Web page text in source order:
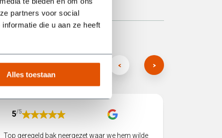
partners voor social
die u aan ze heeft
Alles toestaan
5/5
Top geregeld bak neergezet waar we hem wilde